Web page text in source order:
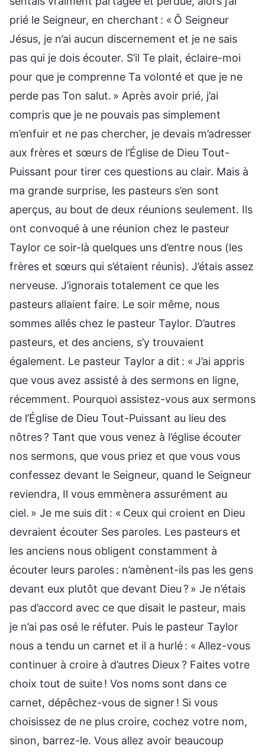
prié le Seigneur, en cherchant : « Ô Seigneur
Jésus, je n’ai aucun discernement et je ne sais
pas qui je dois écouter. S’il Te plait, éclaire-moi
pour que je comprenne Ta volonté et que je ne
perde pas Ton salut. » Après avoir prié, j’ai
compris que je ne pouvais pas simplement
m’enfuir et ne pas chercher, je devais m’adresser
aux frères et sœurs de l’Église de Dieu Tout-
Puissant pour tirer ces questions au clair. Mais à
ma grande surprise, les pasteurs s’en sont
aperçus, au bout de deux réunions seulement. Ils
ont convoqué à une réunion chez le pasteur
Taylor ce soir-là quelques uns d’entre nous (les
frères et sœurs qui s’étaient réunis). J’étais assez
nerveuse. J’ignorais totalement ce que les
pasteurs allaient faire. Le soir même, nous
sommes allés chez le pasteur Taylor. D’autres
pasteurs, et des anciens, s’y trouvaient
également. Le pasteur Taylor a dit : « J’ai appris
que vous avez assisté à des sermons en ligne,
récemment. Pourquoi assistez-vous aux sermons
de l’Église de Dieu Tout-Puissant au lieu des
nôtres ? Tant que vous venez à l’église écouter
nos sermons, que vous priez et que vous vous
confessez devant le Seigneur, quand le Seigneur
reviendra, Il vous emmènera assurément au
ciel. » Je me suis dit : « Ceux qui croient en Dieu
devraient écouter Ses paroles. Les pasteurs et
les anciens nous obligent constamment à
écouter leurs paroles : n’amènent-ils pas les gens
devant eux plutôt que devant Dieu ? » Je n’étais
pas d’accord avec ce que disait le pasteur, mais
je n’ai pas osé le réfuter. Puis le pasteur Taylor
nous a tendu un carnet et il a hurlé : « Allez-vous
continuer à croire à d’autres Dieux ? Faites votre
choix tout de suite ! Vos noms sont dans ce
carnet, dépêchez-vous de signer ! Si vous
choisissez de ne plus croire, cochez votre nom,
sinon, barrez-le. Vous allez avoir beaucoup